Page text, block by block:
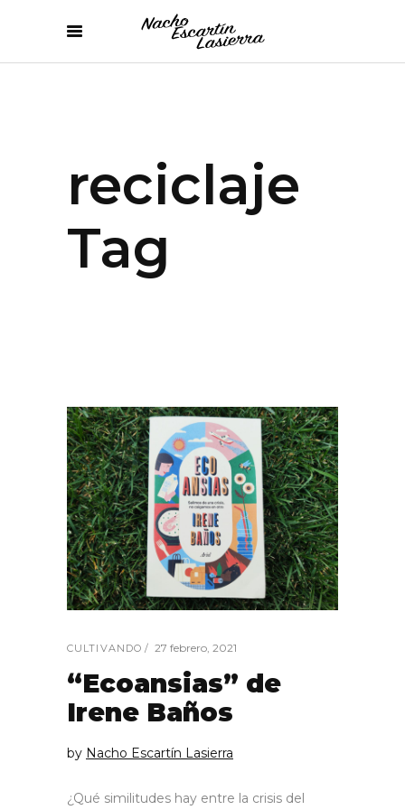
reciclaje
Tag
CULTIVANDO 27 febrero, 2021
“Ecoansias” de
Irene Baños
by Nacho Escartín Lasierra
¿Qué similitudes hay entre la crisis del